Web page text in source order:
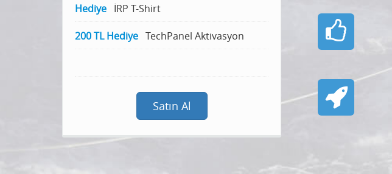
Hediye İRP T-Shirt
200 TL Hediye TechPanel Aktivasyon
Satın Al